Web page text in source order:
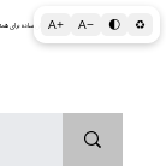
A+ A− 🌓 ♻ اطلاعات پزشکی و بهداشتی به زبان ساده برای همه